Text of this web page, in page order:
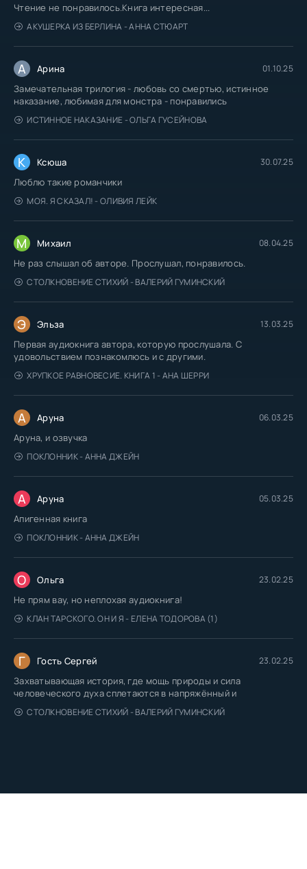
Чтение не понравилось.Книга интересная...
АКУШЕРКА ИЗ БЕРЛИНА - АННА СТЮАРТ
А Арина 01.10.25
Замечательная трилогия - любовь со смертью, истинное
наказание, любимая для монстра - понравились
ИСТИННОЕ НАКАЗАНИЕ - ОЛЬГА ГУСЕЙНОВА
К Ксюша 30.07.25
Люблю такие романчики
МОЯ. Я СКАЗАЛ! - ОЛИВИЯ ЛЕЙК
М Михаил 08.04.25
Не раз слышал об авторе. Прослушал, понравилось.
СТОЛКНОВЕНИЕ СТИХИЙ - ВАЛЕРИЙ ГУМИНСКИЙ
Э Эльза 13.03.25
Первая аудиокнига автора, которую прослушала. С
удовольствием познакомлюсь и с другими.
ХРУПКОЕ РАВНОВЕСИЕ. КНИГА 1 - АНА ШЕРРИ
А Аруна 06.03.25
Аруна, и озвучка
ПОКЛОННИК - АННА ДЖЕЙН
А Аруна 05.03.25
Апигенная книга
ПОКЛОННИК - АННА ДЖЕЙН
О Ольга 23.02.25
Не прям вау, но неплохая аудиокнига!
КЛАН ТАРСКОГО. ОН И Я - ЕЛЕНА ТОДОРОВА (1)
Г Гость Сергей 23.02.25
Захватывающая история, где мощь природы и сила
человеческого духа сплетаются в напряжённый и
СТОЛКНОВЕНИЕ СТИХИЙ - ВАЛЕРИЙ ГУМИНСКИЙ